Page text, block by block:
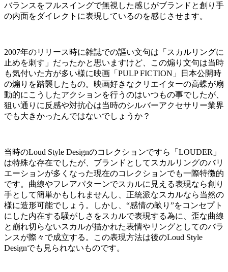
バランスをフルスイングで無視した感じがブランドと創り手
の内面をダイレクトに表現しているのを感じさせます。
2007年のリリース時に雑誌での謳い文句は「スカルリングに
止めを刺す」だったかと思いますけど、この煽り文句は当時
も気付いた方が多い様に映画「PULP FICTION」日本公開時
の煽りを踏襲したもの。映画好きなクリエイターの高蝶が扇
動的にこうしたアクションを行うのはいつもの事でしたが、
狙い通りに反感や対抗心は当時のシルバーアクセサリー業界
でも大きかったんではないでしょうか？
当時のLoud Style Designのコレクションですら「LOUDER」
は特殊な存在でしたが、ブランドとしてスカルリングのバリ
エーションが多くなった現在のコレクションでも一際特徴的
です。曲線やフレアパターンでスカルに見える表現なら創り
手として簡単かもしれませんし、正統派なスカルなら当然の
様に造形可能でしょう。しかし、“感情の畝り”をコンセプト
にした内在する騒がしさをスカルで表現する為に、歪な曲線
と崩れ切らないスカルが描かれた表情やリングとしてのバラ
ンスが際々で成立する。この表現方法は後のLoud Style
Designでも見られないものです。